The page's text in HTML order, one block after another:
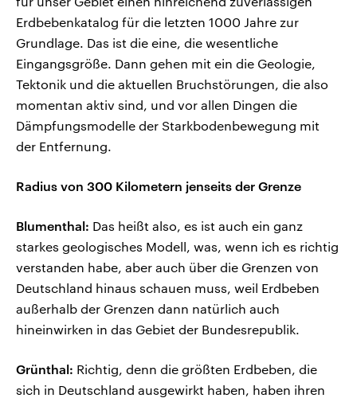
Erdbebenkatalog für die letzten 1000 Jahre zur
Grundlage. Das ist die eine, die wesentliche
Eingangsgröße. Dann gehen mit ein die Geologie,
Tektonik und die aktuellen Bruchstörungen, die also
momentan aktiv sind, und vor allen Dingen die
Dämpfungsmodelle der Starkbodenbewegung mit
der Entfernung.
Radius von 300 Kilometern jenseits der Grenze
Blumenthal: Das heißt also, es ist auch ein ganz
starkes geologisches Modell, was, wenn ich es richtig
verstanden habe, aber auch über die Grenzen von
Deutschland hinaus schauen muss, weil Erdbeben
außerhalb der Grenzen dann natürlich auch
hineinwirken in das Gebiet der Bundesrepublik.
Grünthal: Richtig, denn die größten Erdbeben, die
sich in Deutschland ausgewirkt haben, haben ihren